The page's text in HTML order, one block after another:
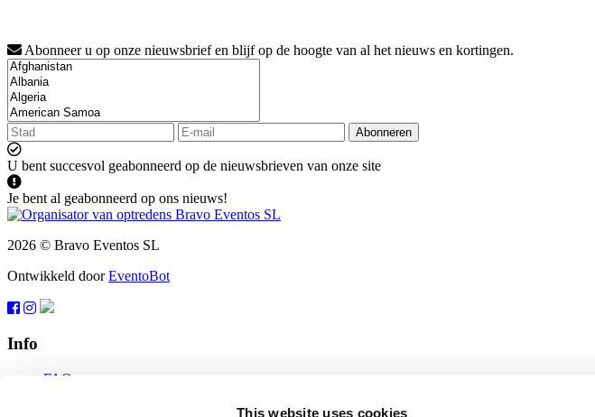
This website uses cookies
Abonneer u op onze nieuwsbrief en blijf op de hoogte van al het nieuws en kortingen.
Abonneren
U bent succesvol geabonneerd op de nieuwsbrieven van onze site
Je bent al geabonneerd op ons nieuws!
2026 © Bravo Eventos SL
Ontwikkeld doorEventoBot
Info
FAQ